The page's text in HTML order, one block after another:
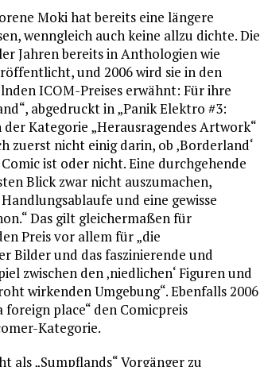
Moki hat bereits eine längere
wenngleich auch keine allzu dichte. Die
Jahren bereits in Anthologien wie
und 2006 wird sie in den
ICOM-Preises erwähnt: Für ihre
abgedruckt in „Panik Elektro #3:
der Kategorie „Herausragendes Artwork“
zuerst nicht einig darin, ob ‚Borderland‘
ist oder nicht. Eine durchgehende
Blick zwar nicht auszumachen,
und eine gewisse
Das gilt gleichermaßen für
Preis vor allem für „die
Bilder und das faszinierende und
zwischen den ‚niedlichen‘ Figuren und
wirkenden Umgebung“. Ebenfalls 2006
place“ den Comicpreis
Kategorie.
als „Sumpflands“ Vorgänger zu